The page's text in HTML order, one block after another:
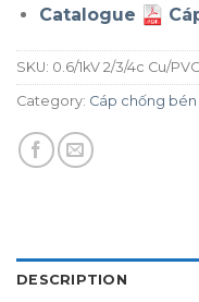
Catalogue
SKU: 0.6/1kV 2/3/4c Cu/
Category: Cáp chống bén
DESCRIPTION